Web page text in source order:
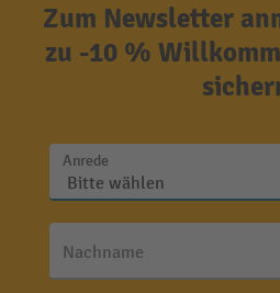
Zum Newsletter
zu -10 %
Anrede
Nachname